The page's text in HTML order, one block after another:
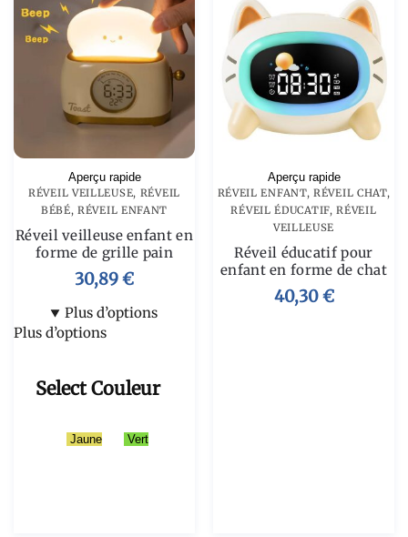
Aperçu rapide
RÉVEIL VEILLEUSE, RÉVEIL
BÉBÉ,RÉVEIL ENFANT
Réveil veilleuse enfant en
forme de grille pain
30,89€
Plus d’options
Plus d’options
Select Couleur
Jaune Vert
Aperçu rapide
RÉVEIL ENFANT,RÉVEIL CHAT,
RÉVEIL ÉDUCATIF,RÉVEIL
VEILLEUSE
Réveil éducatif pour
enfant en forme de chat
40,30€